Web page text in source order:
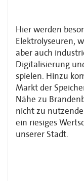
Hier werden
Elektrolyseuren,
aber auch
Digitalisierung
spielen. Hinzu
Markt der
Nähe zu
nicht zu
ein riesiges
unserer Stadt.